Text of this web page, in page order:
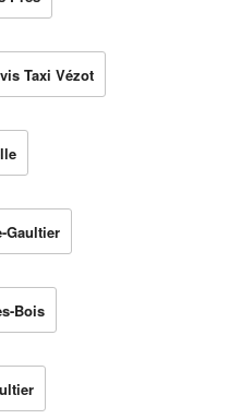
Taxi Vézot
Gaultier
Bois